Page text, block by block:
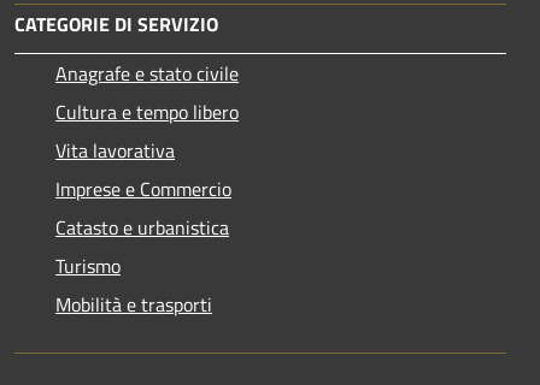
CATEGORIE DI SERVIZIO
Anagrafe e stato civile
Cultura e tempo libero
Vita lavorativa
Imprese e Commercio
Catasto e urbanistica
Turismo
Mobilità e trasporti